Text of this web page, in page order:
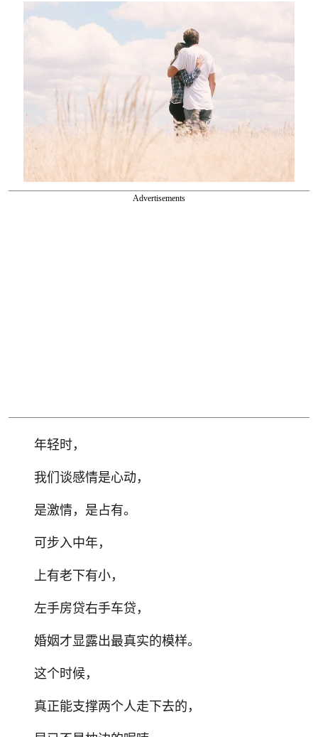
Advertisements
年轻时，
我们谈感情是心动，
是激情，是占有。
可步入中年，
上有老下有小，
左手房贷右手车贷，
婚姻才显露出最真实的模样。
这个时候，
真正能支撑两个人走下去的，